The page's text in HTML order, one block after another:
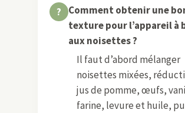
Comment obtenir une
texture pour l’appareil à
aux noisettes ?
Il faut d’abord mélanger
noisettes mixées,
jus de pomme, œufs,
farine, levure et huile,